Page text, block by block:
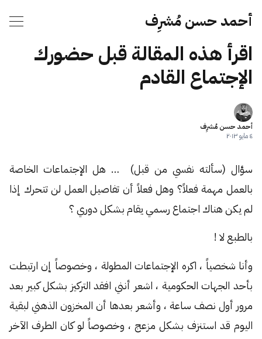
أحمد حسن مُشرِف
اقرأ هذه المقالة قبل حضورك
الإجتماع القادم
أحمد حسن مُشرِف
٤ مايو ٢٠١٣
سؤال (سألته نفسي من قبل) … هل الإجتماعات الخاصة
بالعمل مهمة فعلاً؟ وهل فعلاً أن تفاصيل العمل لن تتحرك إذا
لم يكن هناك اجتماع رسمي يقام بشكل دوري ؟
بالطبع لا !
وأنا شخصياً ، اكره الإجتماعات المطولة ، وخصوصاً إن ارتبطت
بأحد الجهات الحكومية ، اشعر أنني افقد التركيز بشكل كبير بعد
مرور أول نصف ساعة ، وأشعر بعدها أن المخزون الذهني لبقية
اليوم قد استنزف بشكل مزعج ، وخصوصاً لو كان الطرف الآخر